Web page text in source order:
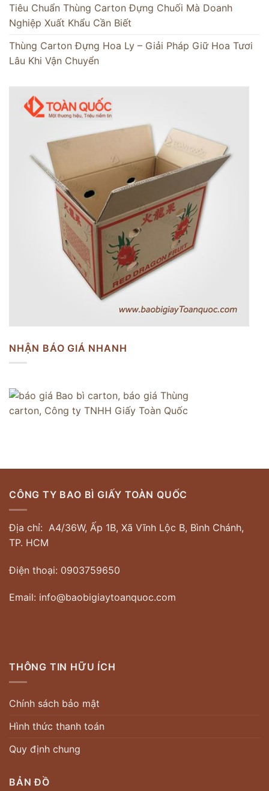
Tiêu Chuẩn Thùng Carton Đựng Chuối Mà Doanh
Nghiệp Xuất Khẩu Cần Biết
Thùng Carton Đựng Hoa Ly – Giải Pháp Giữ Hoa Tươi
Lâu Khi Vận Chuyển
NHẬN BÁO GIÁ NHANH
CÔNG TY BAO BÌ GIẤY TOÀN QUỐC
Địa chỉ: A4/36W, Ấp 1B, Xã Vĩnh Lộc B, Bình Chánh,
TP. HCM
Điện thoại: 0903759650
Email: info@baobigiaytoanquoc.com
THÔNG TIN HỮU ÍCH
Chính sách bảo mật
Hình thức thanh toán
Quy định chung
BẢN ĐỒ